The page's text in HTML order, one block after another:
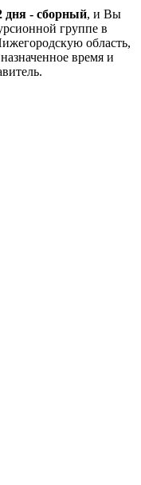
дня - сборный, и Вы
группе в
область,
время и